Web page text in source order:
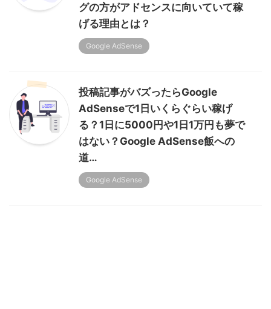
グの方がアドセンスに向いていて稼
げる理由とは？
Google AdSense
投稿記事がバズったらGoogle
AdSenseで1日いくらぐらい稼げ
る？1日に5000円や1日1万円も夢で
はない？Google AdSense飯への
道…
Google AdSense